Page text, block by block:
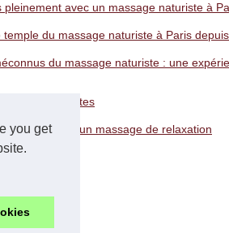
you get
pleinement avec un massage naturiste à
temple du massage naturiste à Paris
du massage naturiste : une
les cellulites
à faire pour un massage de relaxation